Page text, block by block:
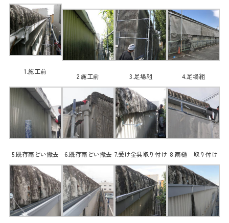
1.施工前
2.施工前 3.足場組 4.足場組
5.既存雨どい撤去 6.既存雨どい撤去 7.受け金具取り付け 8.雨樋 取り付け